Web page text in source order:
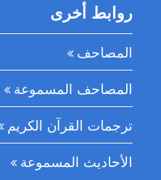
روابط أخرى
المصاحف
المصاحف المسموعة
ترجمات القرآن الكريم
الأحاديث المسموعة